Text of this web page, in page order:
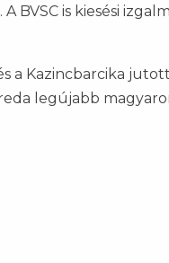
BVSC is kiesési
a Kazincbarcika
legújabb